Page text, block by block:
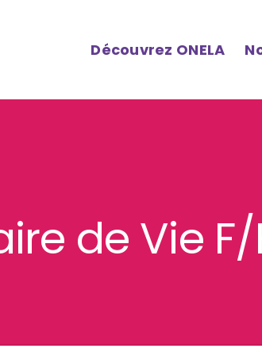
Découvrez ONELA
de Vie